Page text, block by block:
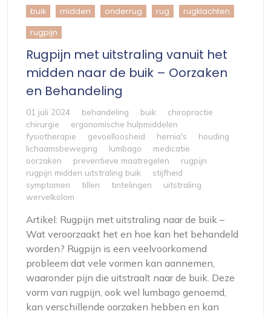
buik midden onderrug rug rugklachten
rugpijn
Rugpijn met uitstraling vanuit het
midden naar de buik – Oorzaken
en Behandeling
01 juli 2024 behandeling buik
chiropractie
chirurgie
ergonomische hulpmiddelen
fysiotherapie
gevoelloosheid hernia's
houding
lichaamsbeweging
lumbago
medicatie
oorzaken
preventieve maatregelen
rugpijn
rugpijn midden uitstraling buik
stijfheid
symptomen
tillen tintelingen
uitstraling
wervelkolom
Artikel: Rugpijn met uitstraling naar de buik –
Wat veroorzaakt het en hoe kan het behandeld
worden? Rugpijn is een veelvoorkomend
probleem dat vele vormen kan aannemen,
waaronder pijn die uitstraalt naar de buik. Deze
vorm van rugpijn, ook wel lumbago genoemd,
kan verschillende oorzaken hebben en kan